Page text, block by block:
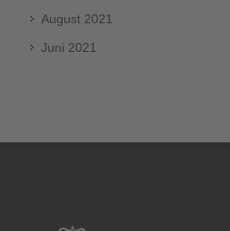
August 2021
Juni 2021